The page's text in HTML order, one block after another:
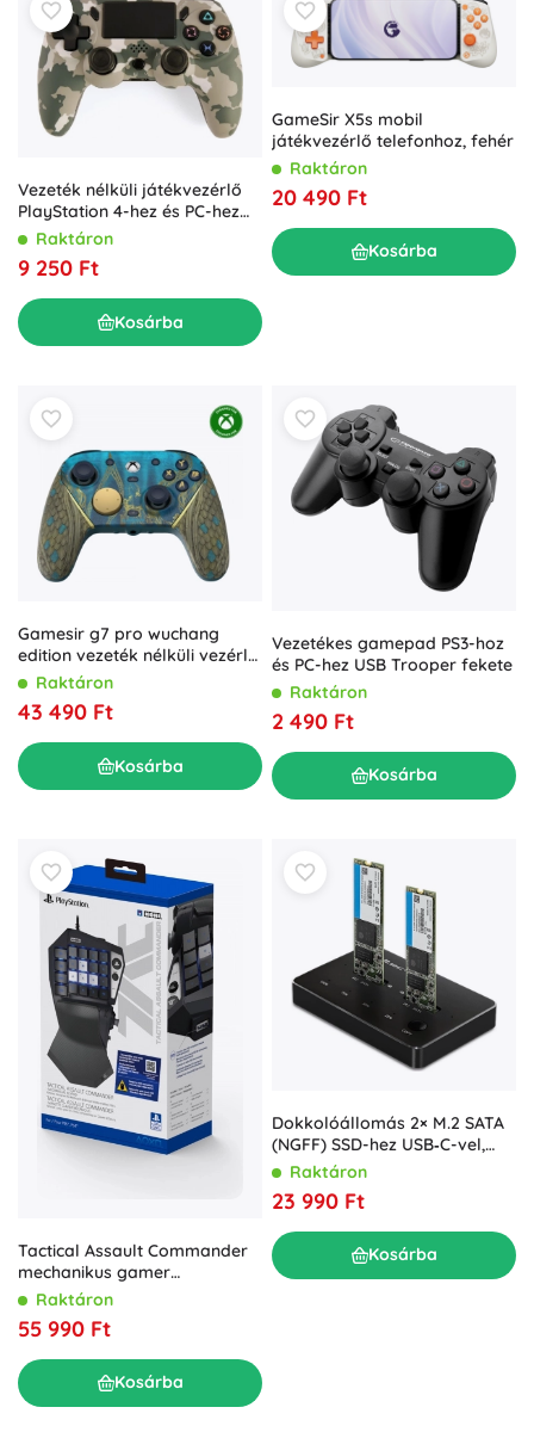
Vezeték nélküli játékvezérlő
PlayStation 4-hez és PC-hez
terepmintás dizájnnal
Raktáron
9 250 Ft
Kosárba
GameSir X5s mobil
játékvezérlő telefonhoz, fehér
Raktáron
20 490 Ft
Kosárba
Gamesir g7 pro wuchang
edition vezeték nélküli vezérlő
xboxhoz és pc-hez
Raktáron
43 490 Ft
Kosárba
Vezetékes gamepad PS3-hoz
és PC-hez USB Trooper fekete
Raktáron
2 490 Ft
Kosárba
Tactical Assault Commander
mechanikus gamer
billentyűzet PS5-höz, PS4-hez
Raktáron
55 990 Ft
Kosárba
Dokkolóállomás 2× M.2 SATA
(NGFF) SSD-hez USB‑C-vel,
Qoltec
Raktáron
23 990 Ft
Kosárba